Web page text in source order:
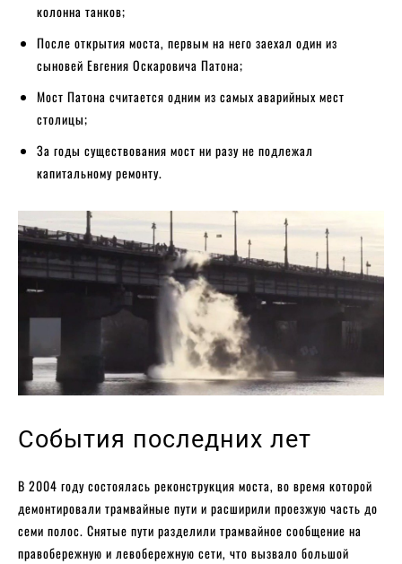
колонна танков;
После открытия моста, первым на него заехал один из
сыновей Евгения Оскаровича Патона;
Мост Патона считается одним из самых аварийных мест
столицы;
За годы существования мост ни разу не подлежал
капитальному ремонту.
События последних лет
В 2004 году состоялась реконструкция моста, во время которой
демонтировали трамвайные пути и расширили проезжую часть до
семи полос. Снятые пути разделили трамвайное сообщение на
правобережную и левобережную сети, что вызвало большой